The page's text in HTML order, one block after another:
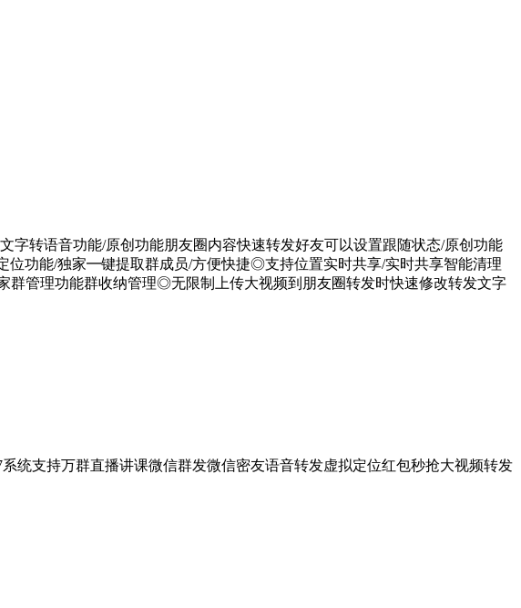
转语音功能/原创功能朋友圈内容快速转发好友可以设置跟随状态/原创功能
功能/独家━键提取群成员/方便快捷◎支持位置实时共享/实时共享智能清理
管理功能群收纳管理◎无限制上传大视频到朋友圈转发时快速修改转发文字